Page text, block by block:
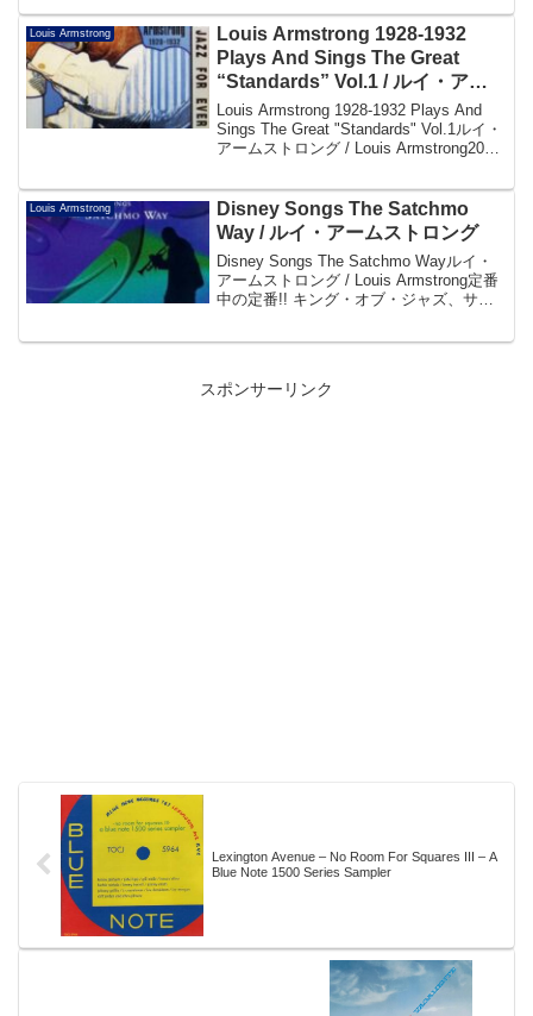
気持ちにさせてくれる、珠玉のバラード
集。帯(POCJ2846)よりAm...
Louis Armstrong
Louis Armstrong 1928-1932
Plays And Sings The Great
“Standards” Vol.1 / ルイ・アー
ムストロング
Louis Armstrong 1928-1932 Plays And
Sings The Great "Standards" Vol.1ルイ・
アームストロング / Louis Armstrong20世
ア...
Louis Armstrong
Disney Songs The Satchmo
Way / ルイ・アームストロング
Disney Songs The Satchmo Wayルイ・
アームストロング / Louis Armstrong定番
中の定番!! キング・オブ・ジャズ、サッ
ディズニーの名曲集。帯よりDisc101.
スポンサーリンク
Lexington Avenue – No Room For Squares III – A
Blue Note 1500 Series Sampler